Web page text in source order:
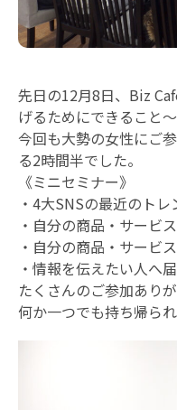
先日の12月8日、Biz
げるためにできること
今回も大勢の女性にご
る2時間半でした。
《ミニセミナー》
・4大SNSの最近のトレ
・自分の商品・サービ
・自分の商品・サービ
・情報を伝えたい人へ
たくさんのご参加あり
何か一つでも持ち帰ら